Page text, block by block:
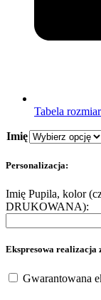
Tabela
Imię
Personalizacja:
Imię Pupila, kolor
DRUKOWANA):
Ekspresowa realizacja
Gwarantowana